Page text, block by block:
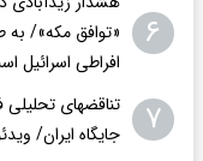
۶
«توافق مکه»/
افراطی اسرائیل
۷
تناقضهای تحلیلی
جایگاه ایران/